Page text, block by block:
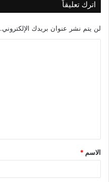
اترك تعليقاً
لن يتم نشر عنوان بريدك الإلكتروني.
ق
*
الاسم *